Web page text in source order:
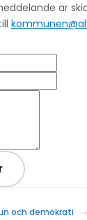
är
och demokrati